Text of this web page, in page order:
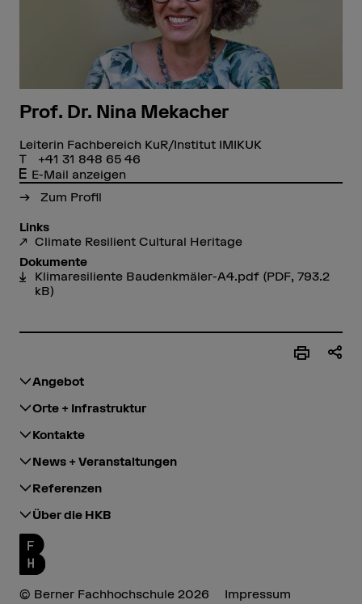
Prof. Dr. Nina Mekacher
Leiterin Fachbereich KuR/Institut IMIKUK
+41 31 848 65 46
E-Mail anzeigen
Zum Profil
Links
Climate Resilient Cultural Heritage
Dokumente
Klimaresiliente Baudenkmäler-A4.pdf (PDF, 793.2
kB)
Angebot
Orte + Infrastruktur
Kontakte
News + Veranstaltungen
Referenzen
Über die HKB
© Berner Fachhochschule 2026 Impressum